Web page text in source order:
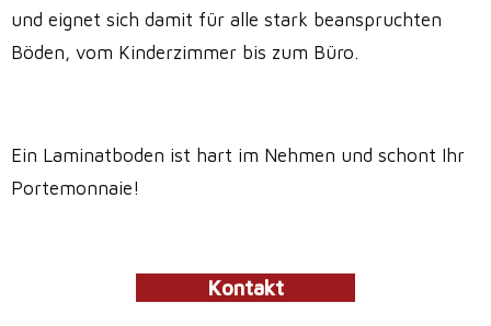
und eignet sich damit für alle stark beanspruchten
Böden, vom Kinderzimmer bis zum Büro.
Ein Laminatboden ist hart im Nehmen und schont Ihr
Portemonnaie!
Kontakt